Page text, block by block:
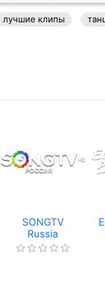
лучшие клипы
SONGTV
Russia